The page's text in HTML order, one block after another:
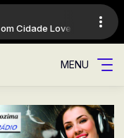
Love
MENU